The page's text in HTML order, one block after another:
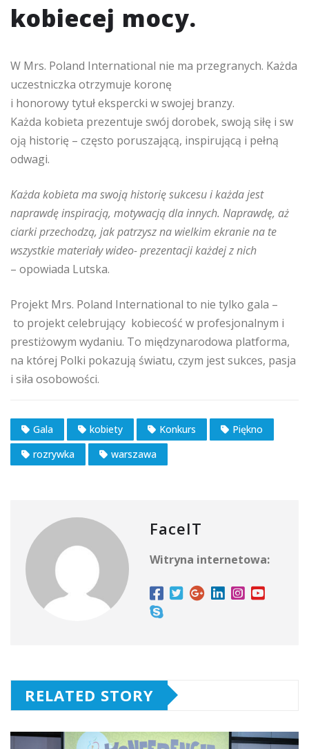
kobiecej mocy.
W Mrs. Poland International nie ma przegranych. Każda
uczestniczka otrzymuje koronę
i honorowy tytuł ekspercki w swojej branzy.
Każda kobieta prezentuje swój dorobek, swoją siłę i sw
oją historię – często poruszającą, inspirującą i pełną
odwagi.
Każda kobieta ma swoją historię sukcesu i każda jest
naprawdę inspiracją, motywacją dla innych. Naprawdę, aż
ciarki przechodzą, jak patrzysz na wielkim ekranie na te
wszystkie materiały wideo- prezentacji każdej z nich
– opowiada Lutska.
Projekt Mrs. Poland International to nie tylko gala –
to projekt celebrujący kobiecość w profesjonalnym i
prestiżowym wydaniu. To międzynarodowa platforma,
na której Polki pokazują światu, czym jest sukces, pasja
i siła osobowości.
Gala kobiety Konkurs
Piękno
rozrywka
warszawa
FaceIT
Witryna internetowa:
RELATED STORY